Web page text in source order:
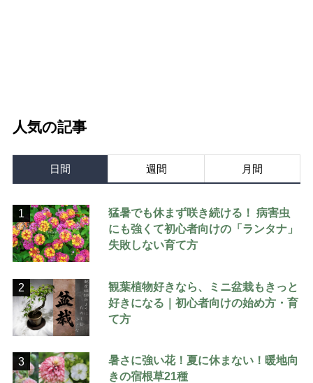
人気の記事
日間 週間 月間
1
猛暑でも休まず咲き続ける！ 病害虫
にも強くて初心者向けの「ランタナ」
失敗しない育て方
2
観葉植物好きなら、ミニ盆栽もきっと
好きになる｜初心者向けの始め方・育
て方
3
暑さに強い花！夏に休まない！暖地向
きの宿根草21種